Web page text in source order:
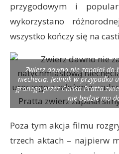
przygodowym i
wykorzystano
wszystko kończy się na
Zwierz dawno nie zapałał
niechęcią. Jednak w przypadku
granego przez Chrisa Pratta
nie będzie mu
Poza tym akcja filmu
trzech aktach – najpierw